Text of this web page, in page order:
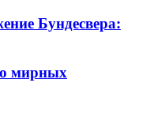
Бундесвера:
о мирных